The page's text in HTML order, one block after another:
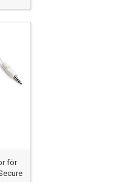
för